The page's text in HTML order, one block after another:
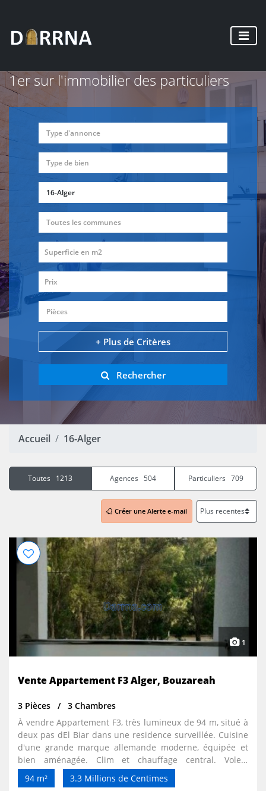
1er sur l'immobilier des particuliers
Type d'annonce
Type de bien
16-Alger
Toutes les communes
Prix
Pièces
+ Plus de Critères
Rechercher
Accueil 16-Alger
Toutes 1213 Agences 504 Particuliers 709
Créer une Alerte e-mail
1
Vente Appartement F3 Alger, Bouzareah
3 Pièces
3 Chambres
À vendre Appartement F3, très lumineux de 94 m, situé à
deux pas dEl Biar dans une residence surveillée. Cuisine
d'une grande marque allemande moderne, équipée et
bien aménagée. Clim et chauffage central. Volets
électriques avec télécommande, double vitrage. 2
immenses dressings. Toilettes et salle de bains séparées
94 m² 3.3 Millions de Centimes